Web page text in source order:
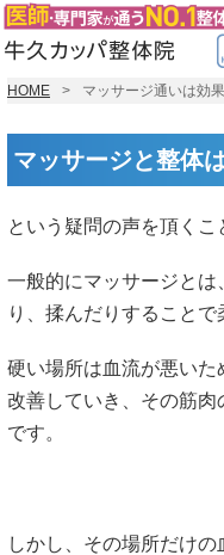
HOME マッサージ通いは効
マッサージと整体
という疑問の声を頂くこ
一般的にマッサージとは
り、揉んだりすることで
硬い場所は血流が悪い
改善していき、その筋
です。
しかし、その場所だけ